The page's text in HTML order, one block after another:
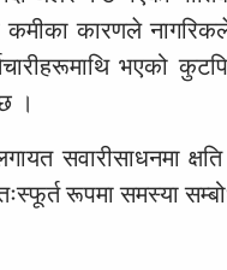
कमीका कारणले
भएको
।
सवारीसाधनमा
रूपमा समस्या